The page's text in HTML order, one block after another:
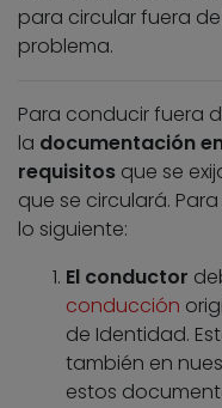
para circular fuera
problema.
Para conducir fuera
la documentación
requisitos que se
que se circulará.
lo siguiente:
El conductor
conducción
de Identidad.
también en
estos